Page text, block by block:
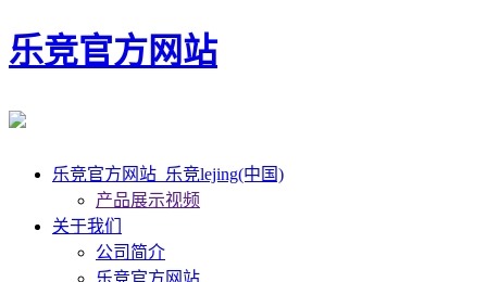
乐竞官方网站
乐竞官方网站_乐竞lejing(中国)
产品展示视频
关于我们
公司简介